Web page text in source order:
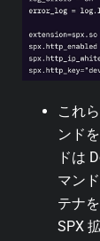
これ
ンド
ドは
マン
テナ
SPX